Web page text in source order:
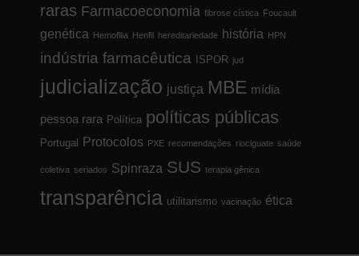
raras Farmacoeconomia fibrose cística Foucault
genética Hemofilia Henfil hereditariedade história HPN
indústria farmacêutica ISPOR jud
judicialização justiça MBE mídia
pessoa rara Política políticas públicas
Portugal Protocolos PXE recomendações riociguate saúde
coletiva seriados Spinraza SUS terapia gênica
transparência utilitarismo vacinação ética